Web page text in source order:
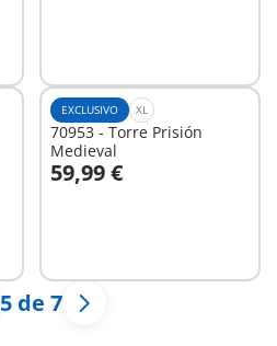
EXCLUSIVO XL
70953 - Torre Prisión
Medieval
59,99 €
A la cesta
5 de 7